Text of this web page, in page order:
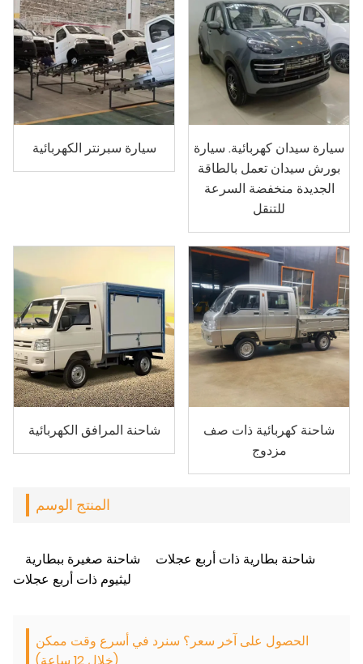
سيارة سبرنتر الكهربائية
سيارة سيدان كهربائية. سيارة
بورش سيدان تعمل بالطاقة
الجديدة منخفضة السرعة
للتنقل
شاحنة المرافق الكهربائية
شاحنة كهربائية ذات صف
مزدوج
المنتج الوسم
شاحنة بطارية ذات أربع عجلات
شاحنة صغيرة ببطارية
ليثيوم ذات أربع عجلات
الحصول على آخر سعر؟ سنرد في أسرع وقت ممكن
(خلال 12 ساعة)